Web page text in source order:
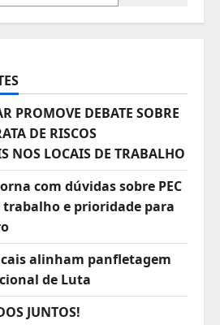
PROMOVE DEBATE SOBRE
DE RISCOS
NOS LOCAIS DE TRABALHO
com dúvidas sobre PEC
e prioridade para
alinham panfletagem
de Luta
JUNTOS!